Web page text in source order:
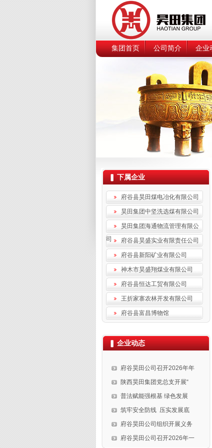
集团首页 公司简介 企业
下属企业
府谷县昊田煤电冶化有限公司
昊田集团中坚洗选煤有限公司
昊田集团海通物流管理有限公
司
府谷县昊盛实业有限责任公司
府谷县新阳矿业有限公司
神木市昊盛翔煤业有限公司
府谷县恒达工贸有限公司
王折家寨农林开发有限公司
府谷县富昌博物馆
企业动态
府谷昊田公司召开2026年年
陕西昊田集团党总支开展“
普法赋能强根基 绿色发展
筑牢安全防线 压实发展底
府谷昊田公司组织开展义务
府谷昊田公司召开2026年一